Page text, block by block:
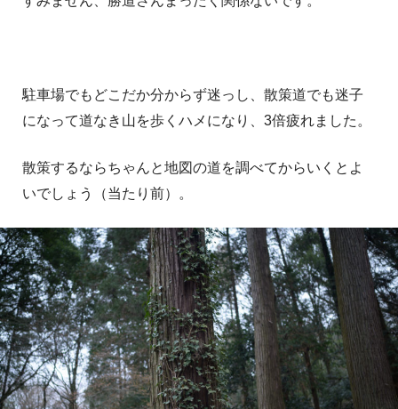
駐車場でもどこだか分からず迷っし、散策道でも迷子
になって道なき山を歩くハメになり、3倍疲れました。
散策するならちゃんと地図の道を調べてからいくとよ
いでしょう（当たり前）。